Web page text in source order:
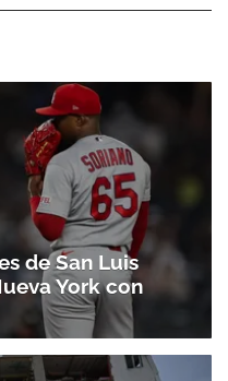
de San Luis
York con